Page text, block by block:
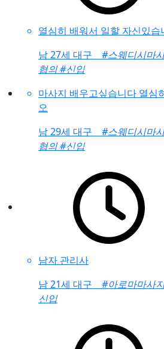
열심히 배워서 일할 자신있습
남27세 대구 #스웨디시마
협의#신입
마사지 배우고싶습니다 열심
오
남29세 대구 #스웨디시마
협의#신입
남자 관리사
남21세 대구 #아로마마사
신입